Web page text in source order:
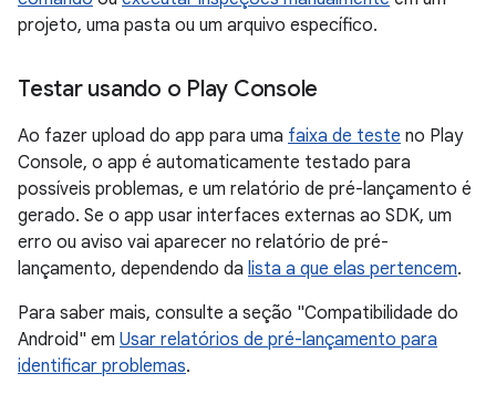
projeto, uma pasta ou um arquivo específico.
Testar usando o Play Console
Ao fazer upload do app para uma faixa de teste no Play
Console, o app é automaticamente testado para
possíveis problemas, e um relatório de pré-lançamento é
gerado. Se o app usar interfaces externas ao SDK, um
erro ou aviso vai aparecer no relatório de pré-
lançamento, dependendo da lista a que elas pertencem.
Para saber mais, consulte a seção "Compatibilidade do
Android" em Usar relatórios de pré-lançamento para
identificar problemas.